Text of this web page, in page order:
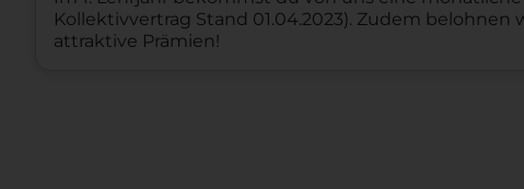
Kollektivvertrag Stand 01.04.2023). Zudem
attraktive Prämien!